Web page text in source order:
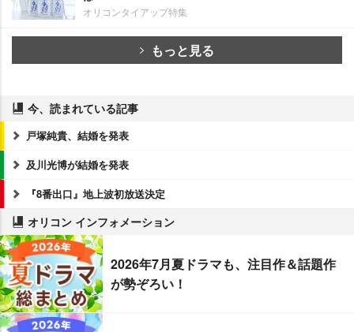
オリコンタイアップ特集
もっと見る
今、読まれている記事
戸塚純貴、結婚を発表
及川光博が結婚を発表
『8番出口』地上波初放送決定
オリコン インフォメーション
2026年7月夏ドラマも、注目作＆話題作
が勢ぞろい！